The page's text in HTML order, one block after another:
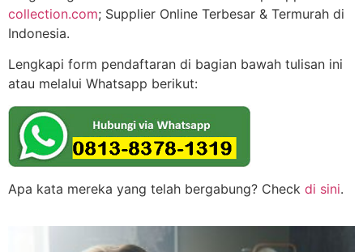
collection.com; Supplier Online Terbesar & Termurah di
Indonesia.
Lengkapi form pendaftaran di bagian bawah tulisan ini
atau melalui Whatsapp berikut:
Apa kata mereka yang telah bergabung? Check di sini.